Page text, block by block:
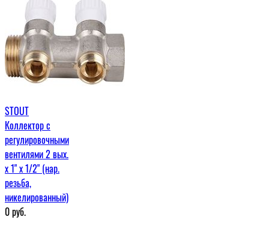
STOUT
Коллектор с
регулировочными
вентилями 2 вых.
х 1" х 1/2" (нар.
резьба,
никелированный)
0руб.